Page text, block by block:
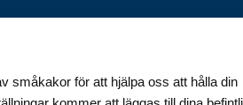
småkakor för att hjälpa oss att hålla din
SEK